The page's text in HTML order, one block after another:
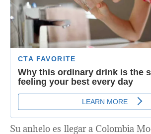
Su anhelo es llegar a Colombia